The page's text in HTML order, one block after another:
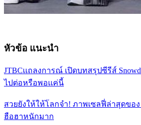
หัวข้อ แนะนำ
JTBCเเถลงการณ์ เปิดบทสรุปซีรีส์
ไปต่อหรือพอเเค่นี้
สวยยังให้ให้โลกจำ! ภาพเซลฟี่ล่าสุดขอ
ฮือฮาหนักมาก